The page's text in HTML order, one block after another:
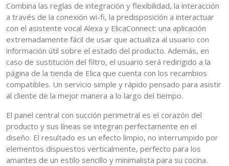
Combina las reglas de integración y flexibilidad, la interacción
a través de la conexión wi-fi, la predisposición a interactuar
con el asistente vocal Alexa y ElicaConnect: una aplicación
extremadamente fácil de usar que actualiza al usuario con
información útil sobre el estado del producto. Además, en
caso de sustitución del filtro, el usuario será redirigido a la
página de la tienda de Elica que cuenta con los recambios
compatibles. Un servicio simple y rápido pensado para asistir
al cliente de la mejor manera a lo largo del tiempo.
El panel central con succión perimetral es el corazón del
producto y sus líneas se integran perfectamente en el
diseño. El resultado es un efecto limpio, no interrumpido por
elementos dispuestos verticalmente, perfecto para los
amantes de un estilo sencillo y minimalista para su cocina.